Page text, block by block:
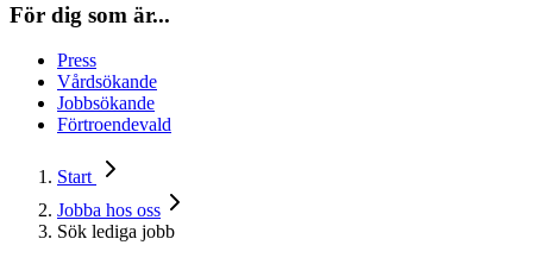
För dig som är...
Press
Vårdsökande
Jobbsökande
Förtroendevald
Start
Jobba hos oss
Sök lediga jobb